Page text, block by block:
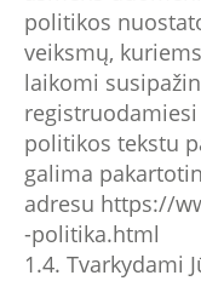
politikos
veiksmų,
laikomi
politikos tekstu
galima
adresu https://
-politika.html
1.4. Tvarkydami